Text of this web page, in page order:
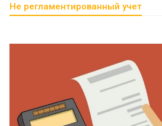
Не регламентированный учет